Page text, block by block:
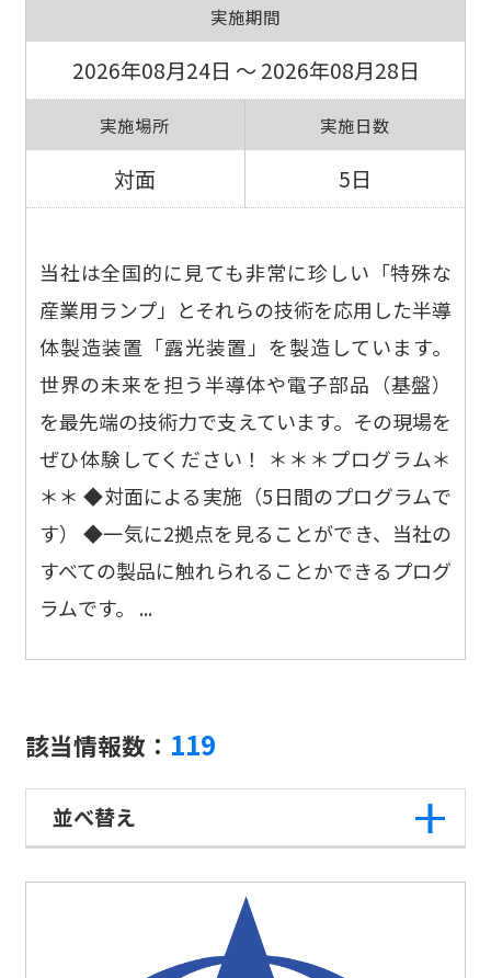
実施期間
2026年08月24日 ～ 2026年08月28日
実施場所
対面
実施日数
5日
当社は全国的に見ても非常に珍しい「特殊な
産業用ランプ」とそれらの技術を応用した半導
体製造装置「露光装置」を製造しています。
世界の未来を担う半導体や電子部品（基盤）
を最先端の技術力で支えています。その現場を
ぜひ体験してください！ ＊＊＊プログラム＊
＊＊ ◆対面による実施（5日間のプログラムで
す） ◆一気に2拠点を見ることができ、当社の
すべての製品に触れられることかできるプログ
ラムです。 ...
該当情報数： 119
並べ替え